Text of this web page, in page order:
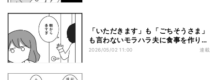
「いただきます」も「ごちそうさま」
も言わないモラハラ夫に食事を作り続
ける虚しさ
2026/05/02 11:00 連載